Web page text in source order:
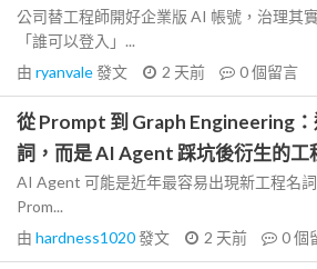
公司替工程師開好企業版 AI 帳號，治理其
「誰可以登入」...
由 ryanvale發文 2 天前 0個留言
從 Prompt 到 Graph Engineering
詞，而是 AI Agent 踩坑後衍生的工
AI Agent 可能是近年最容易出現新工程名
Prom...
由 hardness1020發文 2 天前 0個